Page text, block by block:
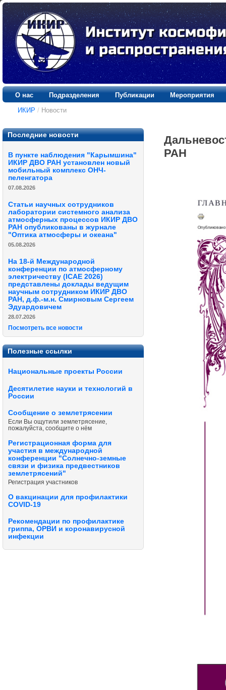
О нас Подразделения Публикации
Мероприятия
ИКИР / Новости
Последние новости
В пункте наблюдения "Карымшина"
ИКИР ДВО РАН установлен новый
мобильный комплекс ОНЧ-
пеленгатора
07.08.2026
Статьи научных сотрудников
лаборатории системного анализа
атмосферных процессов ИКИР ДВО
РАН опубликованы в журнале
"Оптика атмосферы и океана"
05.08.2026
На 18-й Международной
конференции по атмосферному
электричеству (ICAE 2026)
представлены доклады ведущим
научным сотрудником ИКИР ДВО
РАН, д.ф.-м.н. Смирновым Сергеем
Эдуардовичем
28.07.2026
Посмотреть все новости
Полезные ссылки
Национальные проекты России
Десятилетие науки и технологий в
России
Сообщение о землетрясении
Если Вы ощутили землетрясение,
пожалуйста, сообщите о нём
Регистрационная форма для
участия в международной
конференции "Солнечно-земные
связи и физика предвестников
землетрясений"
Регистрация участников
О вакцинации для профилактики
COVID-19
Рекомендации по профилактике
гриппа, ОРВИ и коронавирусной
инфекции
РАН